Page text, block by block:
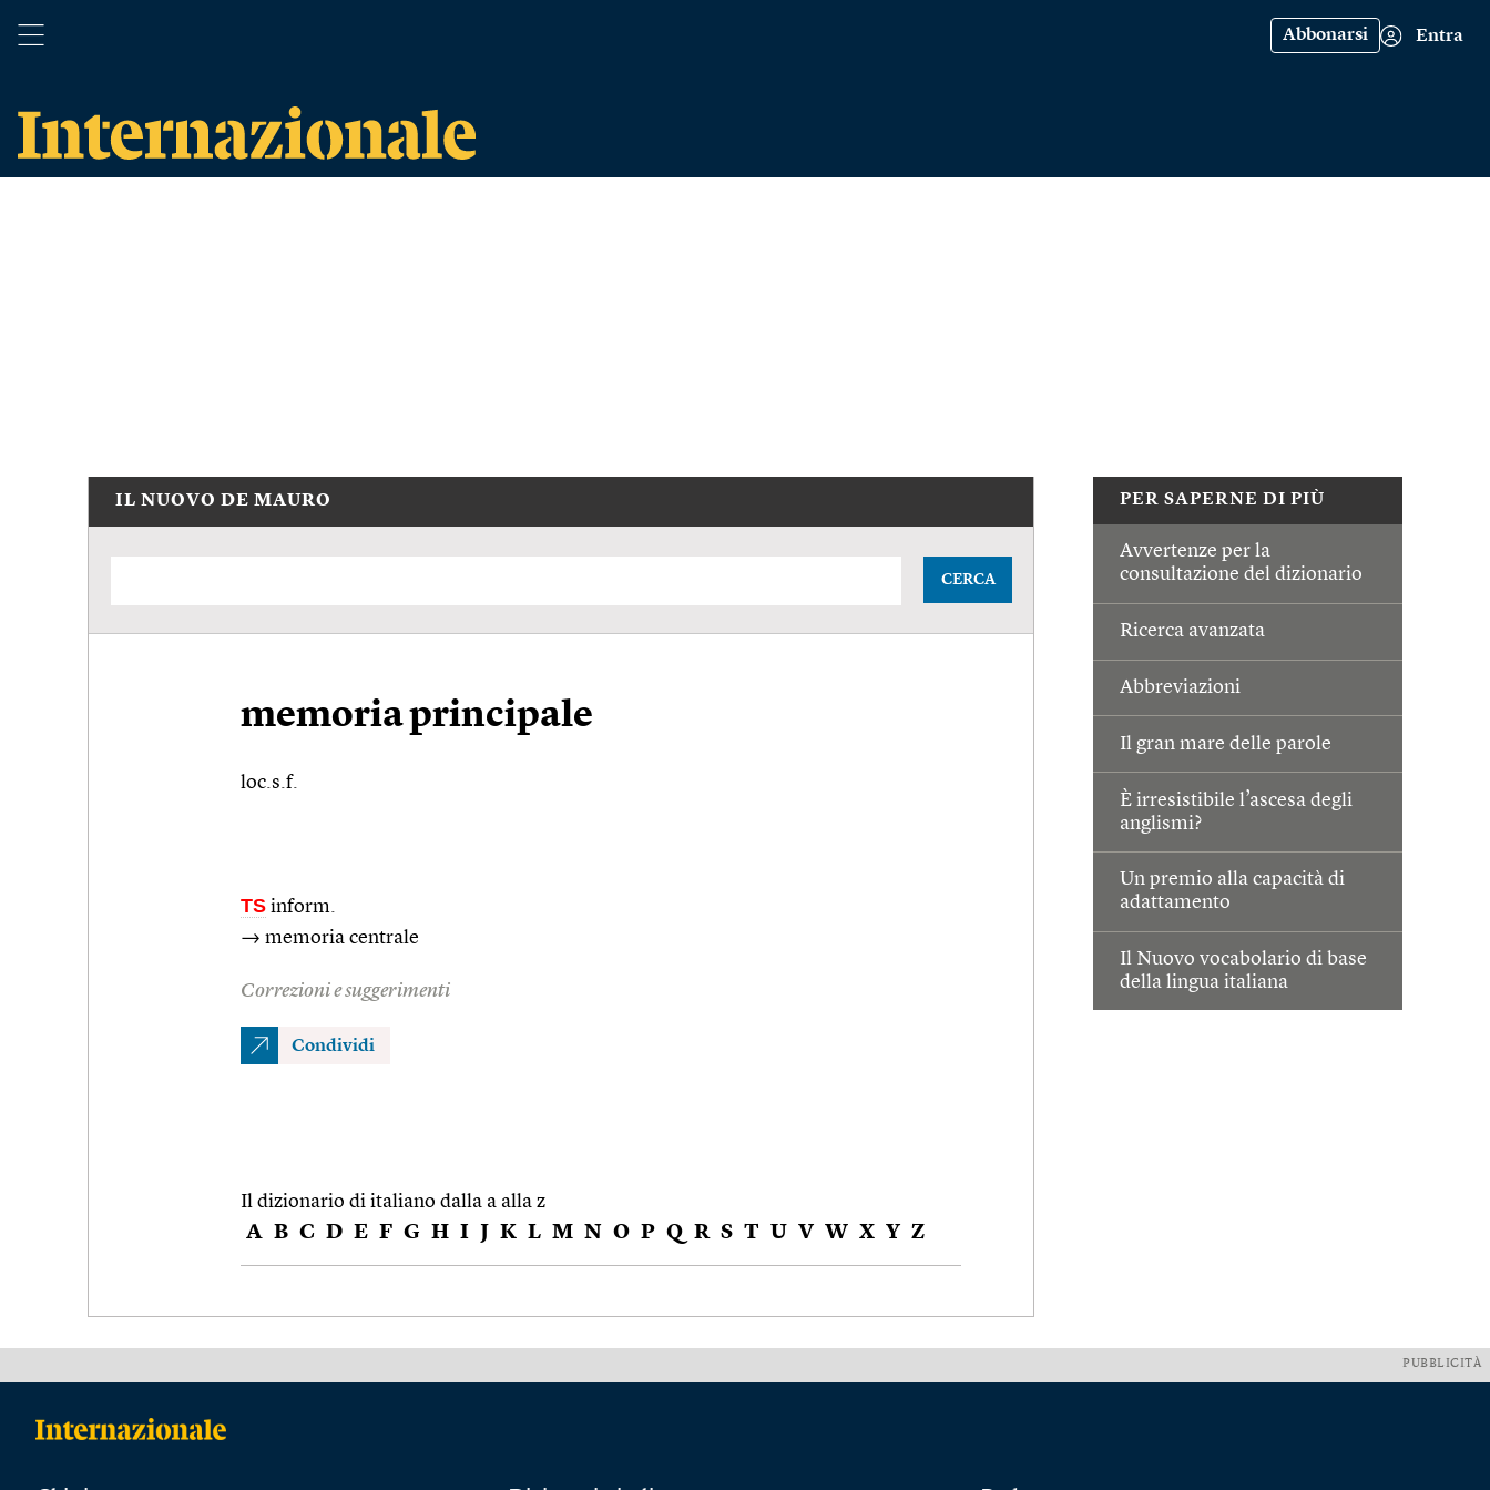
Abbonarsi Entra
PER SAPERNE DI PIÙ
Avvertenze per la
consultazione del dizionario
Ricerca avanzata
Abbreviazioni
Il gran mare delle parole
È irresistibile l’ascesa degli
anglismi?
Un premio alla capacità di
adattamento
Il Nuovo vocabolario di base
della lingua italiana
IL NUOVO DE MAURO
CERCA
memoria principale
loc.s.f.
TS inform.
→ memoria centrale
Correzioni e suggerimenti
Condividi
Il dizionario di italiano dalla a alla z
A B C D E F G H I J K L M N O P Q R S T U V W X Y Z
PUBBLICITÀ